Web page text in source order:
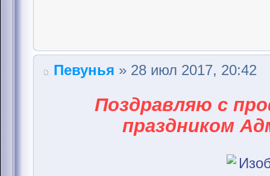
Певунья » 28 июл 2017, 20:42
Поздравляю с
праздником